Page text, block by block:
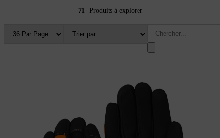
71 Produits à explorer